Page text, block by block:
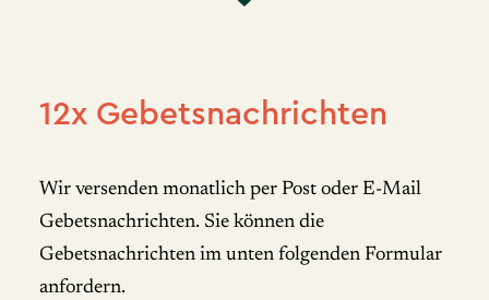
12x Gebetsnachrichten
Wir versenden monatlich per Post oder E-Mail
Gebetsnachrichten. Sie können die
Gebetsnachrichten im unten folgenden Formular
anfordern.